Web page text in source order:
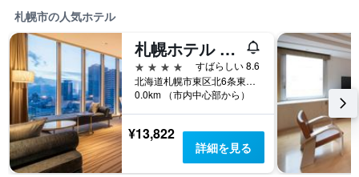
札幌市の人気ホテル
札幌ホテル by グランベル
4つ星
すばらしい 8.6
北海道札幌市東区北6条東2丁目2-2
0.0km （市内中心部から）
¥13,822
詳細を見る